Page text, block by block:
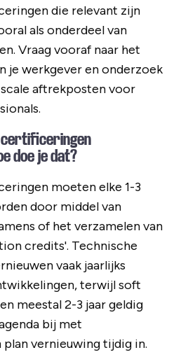
die relevant zijn
als onderdeel van
Vraag vooraf naar het
je werkgever en onderzoek
aftrekposten voor
certificeringen
doe je dat?
moeten elke 1-3
door middel van
of het verzamelen van
credits'. Technische
vaak jaarlijks
terwijl soft
meestal 2-3 jaar geldig
bij met
vernieuwing tijdig in.